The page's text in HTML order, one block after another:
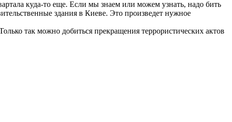
куда-то еще. Если мы знаем или можем узнать, надо бить
здания в Киеве. Это произведет нужное
так можно добиться прекращения террористических актов